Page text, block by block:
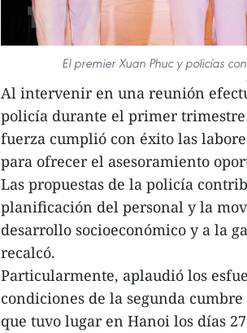
El premier Xuan Phuc y policías
Al intervenir en una reunión
policía durante el primer trimestre
fuerza cumplió con éxito las
para ofrecer el asesoramiento
Las propuestas de la policía
planificación del personal y la
desarrollo socioeconómico y a la
recalcó.
Particularmente, aplaudió los
condiciones de la segunda
que tuvo lugar en Hanoi los días